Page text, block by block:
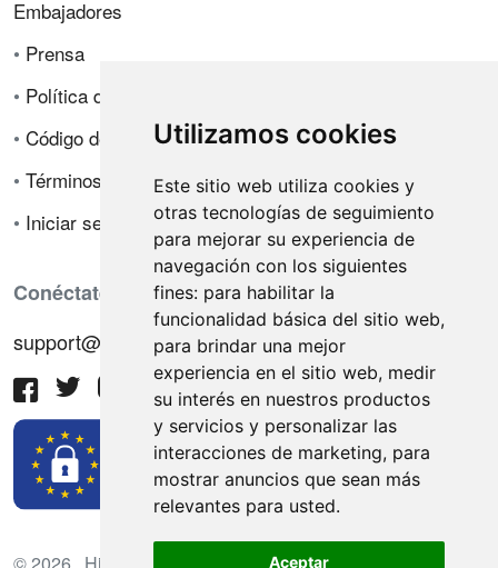
Utilizamos cookies
Este sitio web utiliza cookies y
otras tecnologías de seguimiento
para mejorar su experiencia de
navegación con los siguientes
fines: para habilitar la
funcionalidad básica del sitio web,
para brindar una mejor
experiencia en el sitio web, medir
su interés en nuestros productos
y servicios y personalizar las
interacciones de marketing, para
mostrar anuncios que sean más
relevantes para usted.
Aceptar
Embajadores
• Prensa
• Política de privacidad
• Código de ética
• Términos de venta
• Iniciar sesión
Conéctate con nosotros
support@hiringnotes.com